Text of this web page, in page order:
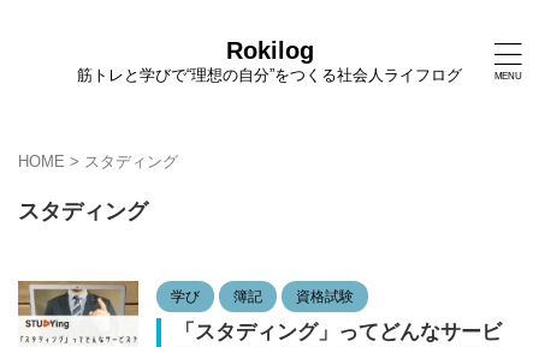
Rokilog
筋トレと学びで“理想の自分”をつくる社会人ライフログ
HOME > スタディング
スタディング
学び 簿記 資格試験
「スタディング」ってどんなサービ